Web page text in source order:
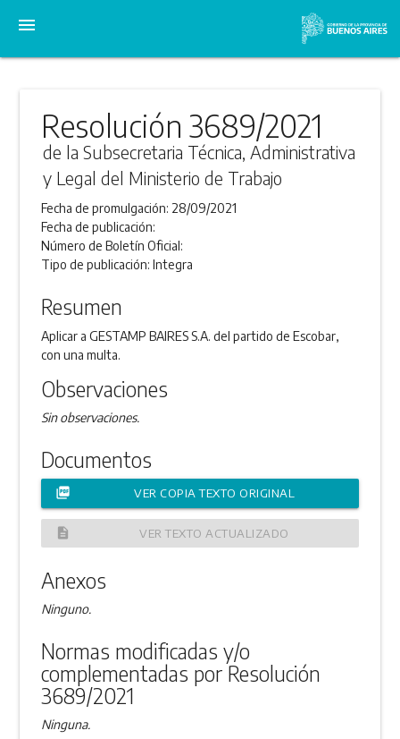
menu
Resolución 3689/2021
de la Subsecretaria Técnica, Administrativa
y Legal del Ministerio de Trabajo
Fecha de promulgación: 28/09/2021
Fecha de publicación:
Número de Boletín Oficial:
Tipo de publicación:Integra
Resumen
Aplicar a GESTAMP BAIRES S.A. del partido de Escobar,
con una multa.
Observaciones
Sin observaciones.
Documentos
picture_as_pdf VER COPIA TEXTO ORIGINAL
description VER TEXTO ACTUALIZADO
Anexos
Ninguno.
Normas modificadas y/o
complementadas por Resolución
3689/2021
Ninguna.